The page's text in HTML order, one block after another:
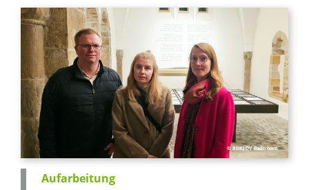
© BDKJ DV Paderborn
Aufarbeitung